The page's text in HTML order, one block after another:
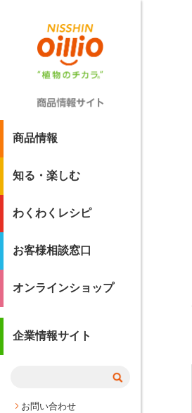
商品情報
知る・楽しむ
わくわくレシピ
お客様相談窓口
オンラインショップ
企業情報サイト
お問い合わせ